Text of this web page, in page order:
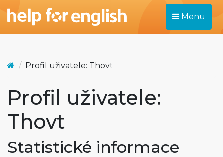
Menu
Profil uživatele: Thovt
Profil uživatele:
Thovt
Statistické informace